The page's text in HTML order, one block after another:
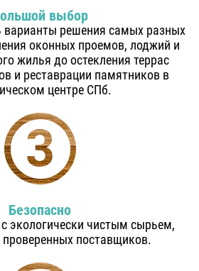
выбор
варианты решения самых разных
оконных проемов, лоджий и
жилья до остекления террас
и реставрации памятников в
центре СПб.
Безопасно
экологически чистым сырьем,
проверенных поставщиков.